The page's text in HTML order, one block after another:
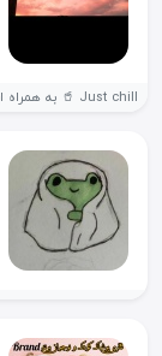
Just chill 🥤 به همراه ابر ها بال میزنم و هر چه...